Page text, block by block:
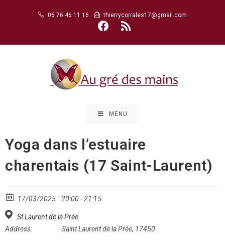
06 76 46 11 16 thierrycorrales17@gmail.com
MENU
Yoga dans l’estuaire
charentais (17 Saint-Laurent)
17/03/2025 20:00 - 21:15
St Laurent de la Prée
Address:
Saint Laurent de la Prée, 17450